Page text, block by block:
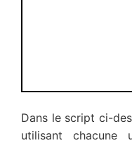
Dans le script ci-
utilisant chacune